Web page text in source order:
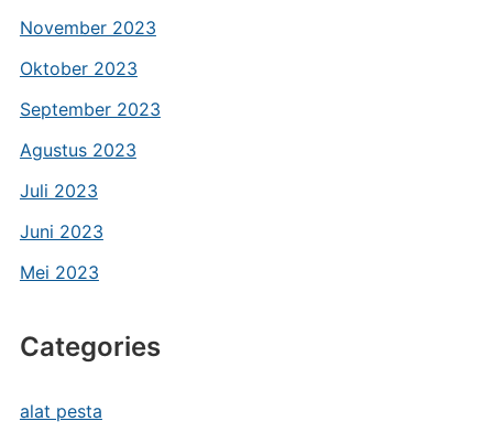
November 2023
Oktober 2023
September 2023
Agustus 2023
Juli 2023
Juni 2023
Mei 2023
Categories
alat pesta